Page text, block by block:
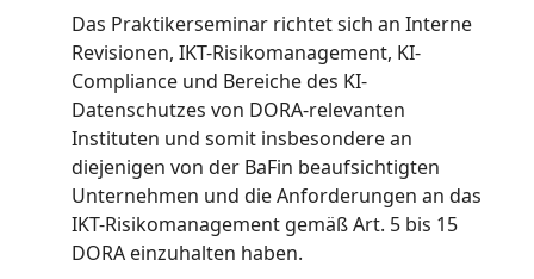
Das Praktikerseminar richtet sich an Interne
Revisionen, IKT-Risikomanagement, KI-
Compliance und Bereiche des KI-
Datenschutzes von DORA-relevanten
Instituten und somit insbesondere an
diejenigen von der BaFin beaufsichtigten
Unternehmen und die Anforderungen an das
IKT-Risikomanagement gemäß Art. 5 bis 15
DORA einzuhalten haben.